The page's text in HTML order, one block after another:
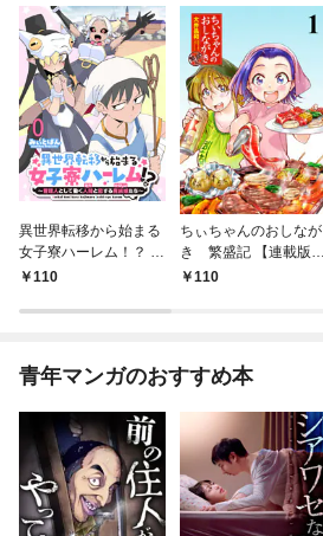
異世界転移から始まる
女子寮ハーレム！？ ～
管理人として働く人間
【連載版】０
110
ちぃちゃんのおしなが
き 繁盛記 【連載版】
１110
青年マンガのおすすめ本